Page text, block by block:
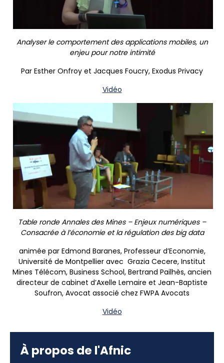
Analyser le comportement des applications mobiles, un
enjeu pour notre intimité
Par Esther Onfroy et Jacques Foucry, Exodus Privacy
Vidéo
Table ronde Annales des Mines – Enjeux numériques –
Consacrée à l’économie et la régulation des big data
animée par Edmond Baranes, Professeur d’Economie,
Université de Montpellier avec Grazia Cecere, Institut
Mines Télécom, Business School, Bertrand Pailhès, ancien
directeur de cabinet d’Axelle Lemaire et Jean-Baptiste
Soufron, Avocat associé chez FWPA Avocats
Vidéo
À propos de l'Afnic